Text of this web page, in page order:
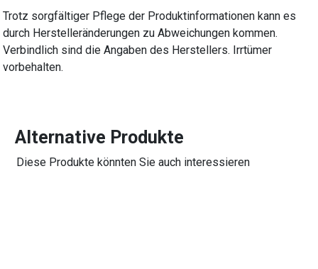
Trotz sorgfältiger Pflege der Produktinformationen kann es
durch Herstelleränderungen zu Abweichungen kommen.
Verbindlich sind die Angaben des Herstellers. Irrtümer
vorbehalten.
Alternative Produkte
Diese Produkte könnten Sie auch interessieren